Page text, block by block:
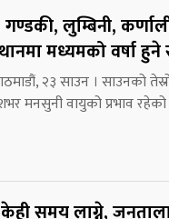
लुम्बिनी,
मध्यमको वर्षा हुने
२३ साउन । साउनको
मनसुनी वायुको प्रभाव रहेको
समय लाग्ने,